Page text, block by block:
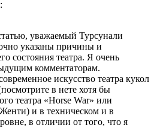
:
уважаемый Турсунали
указаны причины и
состояния театра. Я очень
комментаторам.
искусство театра кукол
в нете хотя бы
театра «Horse War» или
и в техническом и в
в отличии от того, что я